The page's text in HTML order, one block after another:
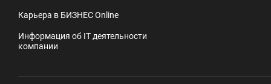
Карьера в БИЗНЕС Online
Информация об IT деятельности
компании